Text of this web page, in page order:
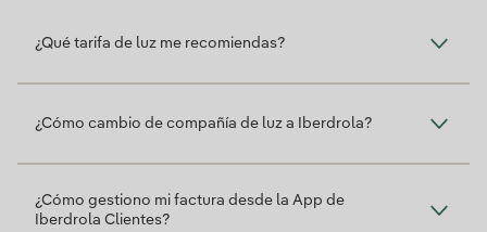
¿Qué tarifa de luz me recomiendas?
¿Cómo cambio de compañía de luz a Iberdrola?
¿Cómo gestiono mi factura desde la App de
Iberdrola Clientes?